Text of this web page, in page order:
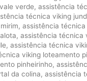
verde, assistência
técnica viking
, assistência técnica
, assistência técnica
, assistência técnica
viking loteamento
pinheirinho,
da colina, assistência